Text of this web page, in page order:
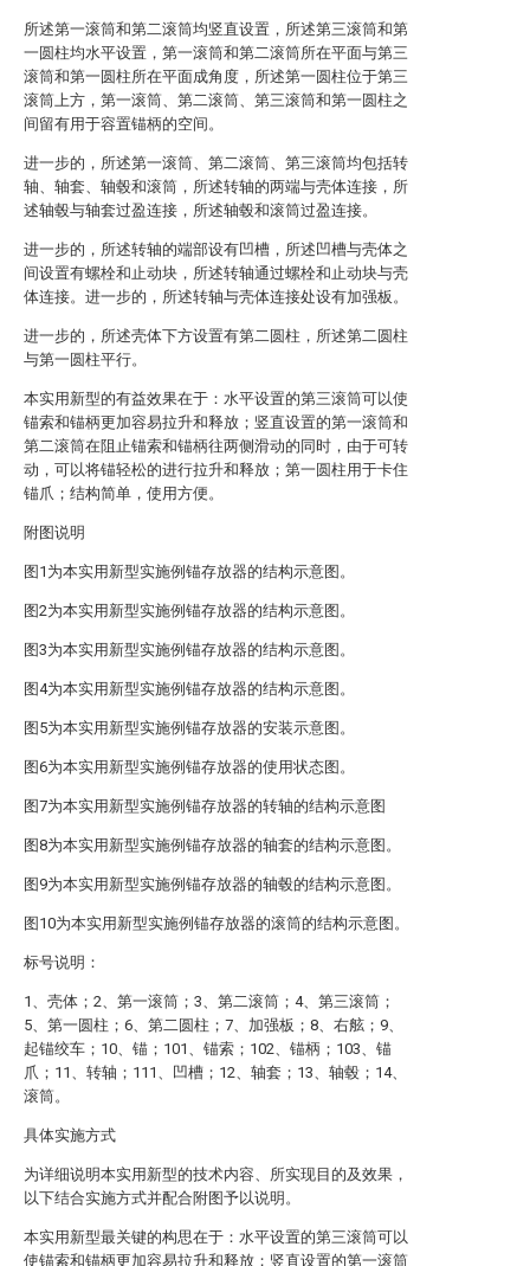
所述第一滚筒和第二滚筒均竖直设置，所述第三滚筒和第
一圆柱均水平设置，第一滚筒和第二滚筒所在平面与第三
滚筒和第一圆柱所在平面成角度，所述第一圆柱位于第三
滚筒上方，第一滚筒、第二滚筒、第三滚筒和第一圆柱之
间留有用于容置锚柄的空间。
进一步的，所述第一滚筒、第二滚筒、第三滚筒均包括转
轴、轴套、轴毂和滚筒，所述转轴的两端与壳体连接，所
述轴毂与轴套过盈连接，所述轴毂和滚筒过盈连接。
进一步的，所述转轴的端部设有凹槽，所述凹槽与壳体之
间设置有螺栓和止动块，所述转轴通过螺栓和止动块与壳
体连接。进一步的，所述转轴与壳体连接处设有加强板。
进一步的，所述壳体下方设置有第二圆柱，所述第二圆柱
与第一圆柱平行。
本实用新型的有益效果在于：水平设置的第三滚筒可以使
锚索和锚柄更加容易拉升和释放；竖直设置的第一滚筒和
第二滚筒在阻止锚索和锚柄往两侧滑动的同时，由于可转
动，可以将锚轻松的进行拉升和释放；第一圆柱用于卡住
锚爪；结构简单，使用方便。
附图说明
图1为本实用新型实施例锚存放器的结构示意图。
图2为本实用新型实施例锚存放器的结构示意图。
图3为本实用新型实施例锚存放器的结构示意图。
图4为本实用新型实施例锚存放器的结构示意图。
图5为本实用新型实施例锚存放器的安装示意图。
图6为本实用新型实施例锚存放器的使用状态图。
图7为本实用新型实施例锚存放器的转轴的结构示意图
图8为本实用新型实施例锚存放器的轴套的结构示意图。
图9为本实用新型实施例锚存放器的轴毂的结构示意图。
图10为本实用新型实施例锚存放器的滚筒的结构示意图。
标号说明：
1、壳体；2、第一滚筒；3、第二滚筒；4、第三滚筒；
5、第一圆柱；6、第二圆柱；7、加强板；8、右舷；9、
起锚绞车；10、锚；101、锚索；102、锚柄；103、锚
爪；11、转轴；111、凹槽；12、轴套；13、轴毂；14、
滚筒。
具体实施方式
为详细说明本实用新型的技术内容、所实现目的及效果，
以下结合实施方式并配合附图予以说明。
本实用新型最关键的构思在于：水平设置的第三滚筒可以
使锚索和锚柄更加容易拉升和释放；竖直设置的第一滚筒